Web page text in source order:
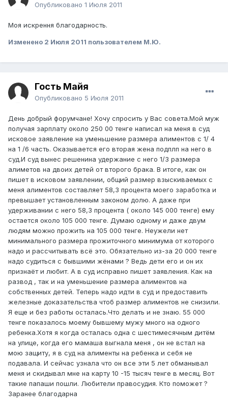
Опубликовано 1 Июля 2011
Моя искрення благодарность.
Изменено 2 Июля 2011 пользователем М.Ю.
Гость Майя
Опубликовано 5 Июля 2011
День добрый форумчане! Хочу спросить у Вас совета.Мой муж
получая зарплату около 250 00 тенге написал на меня в суд
исковое заявление на уменьшение размера алиментов с 1/ 4
на 1 /6 часть. Оказывается его вторая жена подплп на него в
суд.И суд вынес решенина удержание с него 1/3 размера
алиметов на двоих детей от второго брака. В итоге, как он
пишет в исковом заявлении, общий размер взыскиваемых с
меня алиментов составляет 58,3 процента моего заработка и
превышает установленным законом долю. А даже при
удерживании с него 58,3 процента ( около 145 000 тенге) ему
остается около 105 000 тенге. Думаю одному и даже двум
людям можно прожить на 105 000 тенге. Неужели нет
минимального размера прожиточного минимума от которого
надо и рассчитывать всё это. Обязательно из-за 20 000 тенге
надо судиться с бывшими жёнами ? Ведь дети его и он их
признаёт и любит. А в суд исправно пишет заявления. Как на
развод , так и на уменьшение размера алиментов на
собственных детей. Теперь надо идти в суд и предоставить
железные доказательства чтоб размер алиментов не снизили.
Я еще и без работы осталась.Что делать и не знаю. 55 000
тенге показалось моему бывшему мужу много на одного
ребенка.Хотя я когда осталась одна с шестимесячным дитём
на улице, когда его мамаша выгнала меня , он не встал на
мою защиту, я в суд на алименты на ребенка и себя не
подавала. И сейчас узнала что он все эти 5 лет обманывал
меня и скидывал мне на карту 10 -15 тысяч тенге в месяц. Вот
такие папаши пошли. Любители правосудия. Кто поможет ?
Заранее благодарна